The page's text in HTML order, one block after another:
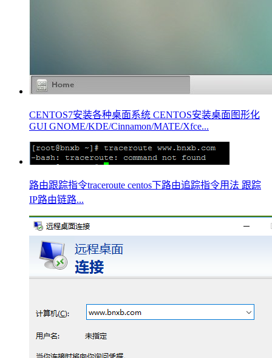
CENTOS7安装各种桌面系统 CENTOS安装桌面图形化
GUI GNOME/KDE/Cinnamon/MATE/Xfce...
路由跟踪指令traceroute centos下路由追踪指令用法 跟踪
IP路由链路...